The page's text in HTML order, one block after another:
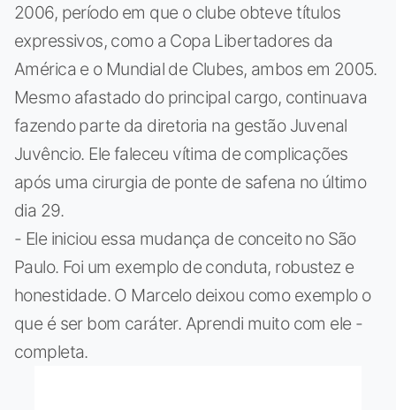
2006, período em que o clube obteve títulos
expressivos, como a Copa Libertadores da
América e o Mundial de Clubes, ambos em 2005.
Mesmo afastado do principal cargo, continuava
fazendo parte da diretoria na gestão Juvenal
Juvêncio. Ele faleceu vítima de complicações
após uma cirurgia de ponte de safena no último
dia 29.
- Ele iniciou essa mudança de conceito no São
Paulo. Foi um exemplo de conduta, robustez e
honestidade. O Marcelo deixou como exemplo o
que é ser bom caráter. Aprendi muito com ele -
completa.